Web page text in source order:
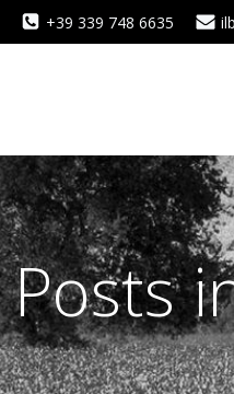
+39 339 748 6635
Posts